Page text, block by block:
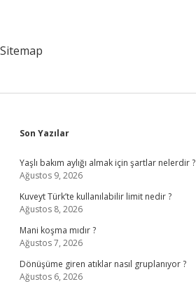
Sitemap
Sidebar
Son Yazılar
Yaşlı bakım aylığı almak için şartlar nelerdir ?
Ağustos 9, 2026
Kuveyt Türk’te kullanılabilir limit nedir ?
Ağustos 8, 2026
Mani koşma mıdır ?
Ağustos 7, 2026
Dönüşüme giren atıklar nasıl gruplanıyor ?
Ağustos 6, 2026